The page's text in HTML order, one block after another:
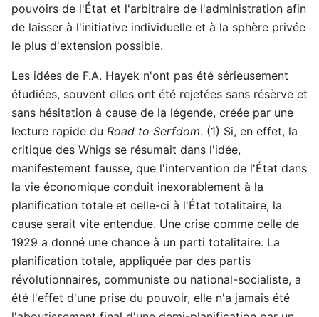
pouvoirs de l'État et l'arbitraire de l'administration afin
de laisser à l'initiative individuelle et à la sphère privée
le plus d'extension possible.
Les idées de F.A. Hayek n'ont pas été sérieusement
étudiées, souvent elles ont été rejetées sans résèrve et
sans hésitation à cause de la légende, créée par une
lecture rapide du Road to Serfdom. (1) Si, en effet, la
critique des Whigs se résumait dans l'idée,
manifestement fausse, que l'intervention de l'État dans
la vie économique conduit inexorablement à la
planification totale et celle-ci à l'État totalitaire, la
cause serait vite entendue. Une crise comme celle de
1929 a donné une chance à un parti totalitaire. La
planification totale, appliquée par des partis
révolutionnaires, communiste ou national-socialiste, a
été l'effet d'une prise du pouvoir, elle n'a jamais été